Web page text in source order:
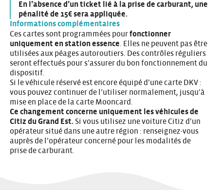
En l’absence d’un ticket lié à la prise de carburant, une
pénalité de 15€ sera appliquée.
Informations complémentaires
Ces cartes sont programmées pourfonctionner
uniquement en station essence. Elles ne peuvent pas être
utilisées aux péages autoroutiers. Des contrôles réguliers
seront effectués pour s’assurer du bon fonctionnement du
dispositif.
Si le véhicule réservé est encore équipé d’une carte DKV :
vous pouvez continuer de l’utiliser normalement, jusqu’à
mise en place de la carte Mooncard.
Ce changement concerne uniquement les véhicules de
Citiz du Grand Est. Si vous utilisez une voiture Citiz d’un
opérateur situé dans une autre région : renseignez-vous
auprès de l’opérateur concerné pour les modalités de
prise de carburant.